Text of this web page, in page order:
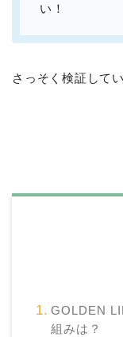
い！
さっそく検証して
GOLDEN
組みは？